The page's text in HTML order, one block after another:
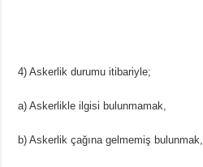
4) Askerlik durumu itibariyle;
a) Askerlikle ilgisi bulunmamak,
b) Askerlik çağına gelmemiş bulunmak,